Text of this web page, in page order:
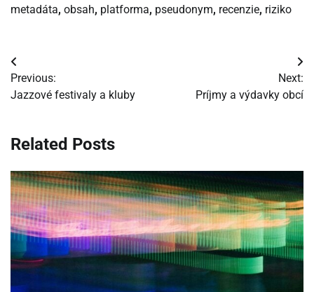
metadáta, obsah, platforma, pseudonym, recenzie, riziko
Navigácia
v
Previous:
Jazzové festivaly a kluby
Next:
Príjmy a výdavky obcí
Related Posts